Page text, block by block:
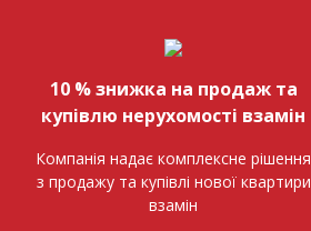
10 % знижка на продаж та
купівлю нерухомості взамін
Компанія надає комплексне рішення
з продажу та купівлі нової квартири
взамін